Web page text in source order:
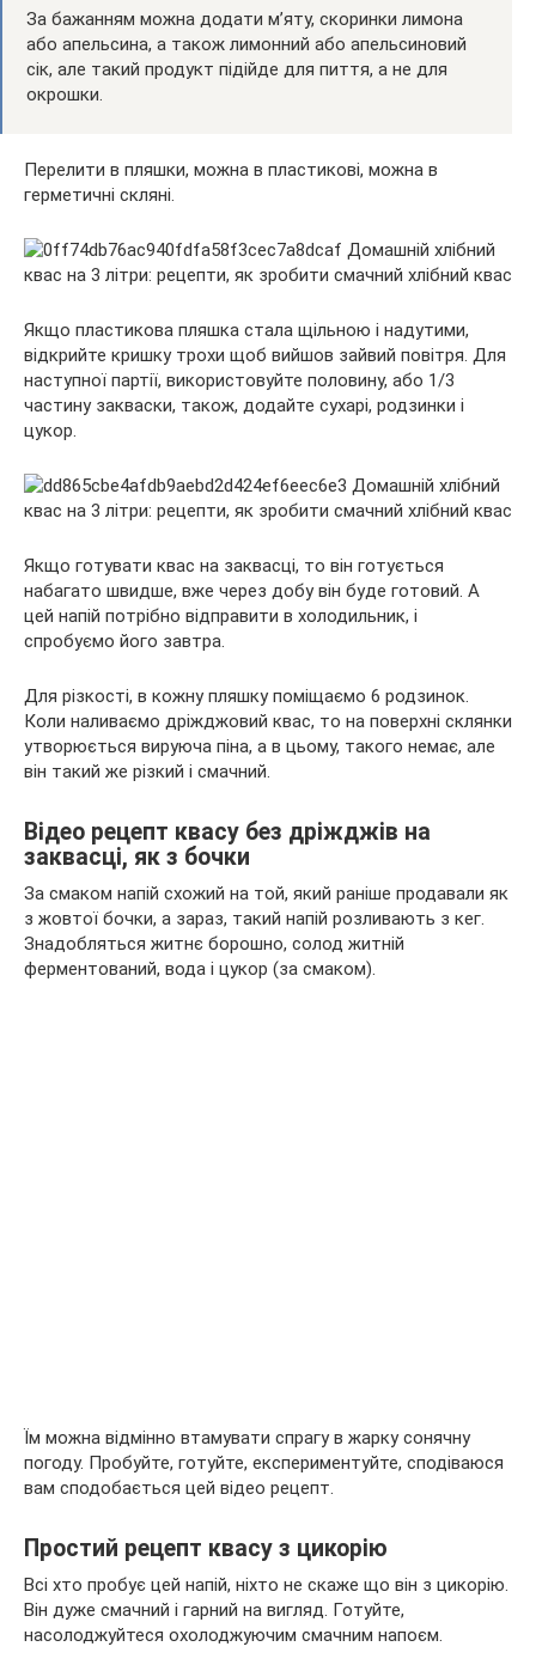
За бажанням можна додати м’яту, скоринки лимона
або апельсина, а також лимонний або апельсиновий
сік, але такий продукт підійде для пиття, а не для
окрошки.
Перелити в пляшки, можна в пластикові, можна в
герметичні скляні.
Якщо пластикова пляшка стала щільною і надутими,
відкрийте кришку трохи щоб вийшов зайвий повітря. Для
наступної партії, використовуйте половину, або 1/3
частину закваски, також, додайте сухарі, родзинки і
цукор.
Якщо готувати квас на заквасці, то він готується
набагато швидше, вже через добу він буде готовий. А
цей напій потрібно відправити в холодильник, і
спробуємо його завтра.
Для різкості, в кожну пляшку поміщаємо 6 родзинок.
Коли наливаємо дріжджовий квас, то на поверхні склянки
утворюється вируюча піна, а в цьому, такого немає, але
він такий же різкий і смачний.
Відео рецепт квасу без дріжджів на
заквасці, як з бочки
За смаком напій схожий на той, який раніше продавали як
з жовтої бочки, а зараз, такий напій розливають з кег.
Знадобляться житнє борошно, солод житній
ферментований, вода і цукор (за смаком).
Їм можна відмінно втамувати спрагу в жарку сонячну
погоду. Пробуйте, готуйте, експериментуйте, сподіваюся
вам сподобається цей відео рецепт.
Простий рецепт квасу з цикорію
Всі хто пробує цей напій, ніхто не скаже що він з цикорію.
Він дуже смачний і гарний на вигляд. Готуйте,
насолоджуйтеся охолоджуючим смачним напоєм.